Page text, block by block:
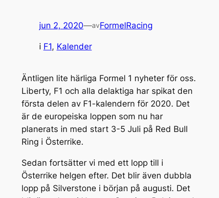
jun 2, 2020—avFormelRacing
i F1, Kalender
Äntligen lite härliga Formel 1 nyheter för oss.
Liberty, F1 och alla delaktiga har spikat den
första delen av F1-kalendern för 2020. Det
är de europeiska loppen som nu har
planerats in med start 3-5 Juli på Red Bull
Ring i Österrike.
Sedan fortsätter vi med ett lopp till i
Österrike helgen efter. Det blir även dubbla
lopp på Silverstone i början på augusti. Det